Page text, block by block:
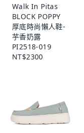
Walk In Pitas
BLOCK POPPY
厚底時尚懶人鞋-
芋香奶露
PI2518-019
NT$2300